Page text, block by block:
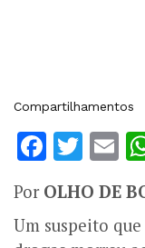
Compartilhamentos
Por OLHO DE
Um suspeito